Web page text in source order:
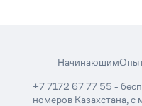
Начинающим
+7 7172 67 77 55 -
номеров Казахстана,